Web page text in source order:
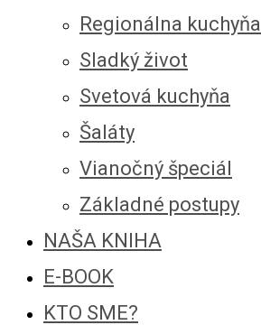
Regionálna kuchyňa
Sladký život
Svetová kuchyňa
Šaláty
Vianočný špeciál
Základné postupy
NAŠA KNIHA
E-BOOK
KTO SME?